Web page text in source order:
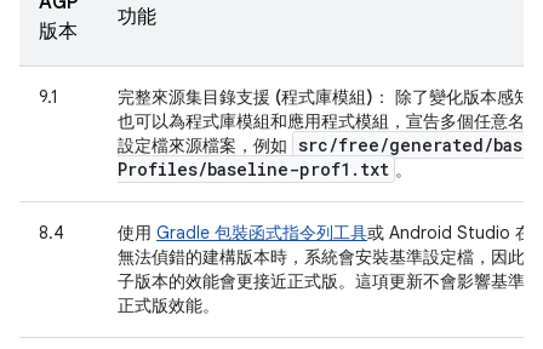
版本
功能
9.1 完整來源集目錄支援 (程式庫模組)： 除了變化版本感知
也可以為程式庫模組和應用程式模組，宣告多個任意名
設定檔來源檔案，例如 src/free/generated/
Profiles/baseline-prof1 . txt 。
8.4 使用 Gradle 包裝函式指令列工具或 Android Studio 在
無法偵錯的建構版本時，系統會安裝基準設定檔，因此
子版本的效能會更接近正式版。這項更新不會影響基準
正式版效能。